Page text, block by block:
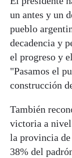
un antes y un
pueblo
decadencia y
el progreso y
"Pasamos el
construcción
También
victoria a nivel
la provincia de
38% del